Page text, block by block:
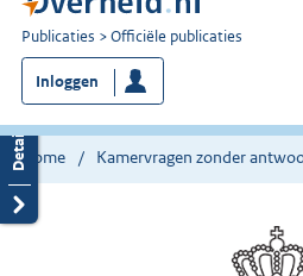
U
bent
nu
hier:
Publicaties Officiële publicaties
Inloggen
Home Kamervragen zonder